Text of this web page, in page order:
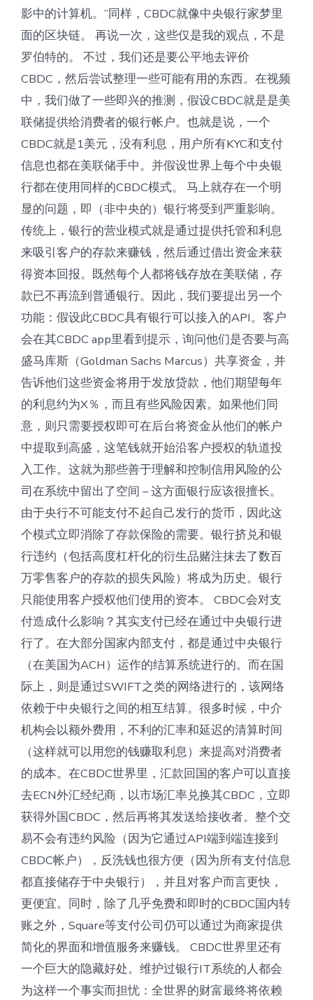
影中的计算机。”同样，CBDC就像中央银行家梦里
面的区块链。 再说一次，这些仅是我的观点，不是
罗伯特的。 不过，我们还是要公平地去评价
CBDC，然后尝试整理一些可能有用的东西。在视频
中，我们做了一些即兴的推测，假设CBDC就是是美
联储提供给消费者的银行帐户。也就是说，一个
CBDC就是1美元，没有利息，用户所有KYC和支付
信息也都在美联储手中。并假设世界上每个中央银
行都在使用同样的CBDC模式。 马上就存在一个明
显的问题，即（非中央的）银行将受到严重影响。
传统上，银行的营业模式就是通过提供托管和利息
来吸引客户的存款来赚钱，然后通过借出资金来获
得资本回报。既然每个人都将钱存放在美联储，存
款已不再流到普通银行。因此，我们要提出另一个
功能：假设此CBDC具有银行可以接入的API。客户
会在其CBDC app里看到提示，询问他们是否要与高
盛马库斯（Goldman Sachs Marcus）共享资金，并
告诉他们这些资金将用于发放贷款，他们期望每年
的利息约为X％，而且有些风险因素。如果他们同
意，则只需要授权即可在后台将资金从他们的帐户
中提取到高盛，这笔钱就开始沿客户授权的轨道投
入工作。这就为那些善于理解和控制信用风险的公
司在系统中留出了空间 – 这方面银行应该很擅长。
由于央行不可能支付不起自己发行的货币，因此这
个模式立即消除了存款保险的需要。银行挤兑和银
行违约（包括高度杠杆化的衍生品赌注抹去了数百
万零售客户的存款的损失风险）将成为历史。银行
只能使用客户授权他们使用的资本。 CBDC会对支
付造成什么影响？其实支付已经在通过中央银行进
行了。在大部分国家内部支付，都是通过中央银行
（在美国为ACH）运作的结算系统进行的。而在国
际上，则是通过SWIFT之类的网络进行的，该网络
依赖于中央银行之间的相互结算。很多时候，中介
机构会以额外费用，不利的汇率和延迟的清算时间
（这样就可以用您的钱赚取利息）来提高对消费者
的成本。在CBDC世界里，汇款回国的客户可以直接
去ECN外汇经纪商，以市场汇率兑换其CBDC，立即
获得外国CBDC，然后再将其发送给接收者。整个交
易不会有违约风险（因为它通过API端到端连接到
CBDC帐户），反洗钱也很方便（因为所有支付信息
都直接储存于中央银行），并且对客户而言更快，
更便宜。同时，除了几乎免费和即时的CBDC国内转
账之外，Square等支付公司仍可以通过为商家提供
简化的界面和增值服务来赚钱。 CBDC世界里还有
一个巨大的隐藏好处。维护过银行IT系统的人都会
为这样一个事实而担忧：全世界的财富最终将依赖